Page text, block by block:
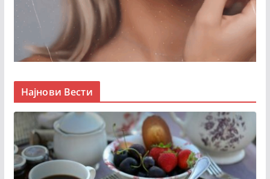
Најнови Вести